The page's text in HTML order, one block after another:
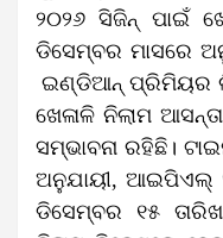
୨୦୨୬ ସିଜିନ୍ ପାଇଁ
ଡିସେମ୍ବର ମାସରେ
ଇଣ୍ଡିଆନ୍ ପ୍ରିମିୟର
ଖେଳାଳି ନିଲାମ
ସମ୍ଭାବନା ରହିଛି।
ଅନୁଯାୟୀ, ଆଇପିଏଲ୍
ଡିସେମ୍ବର ୧୫